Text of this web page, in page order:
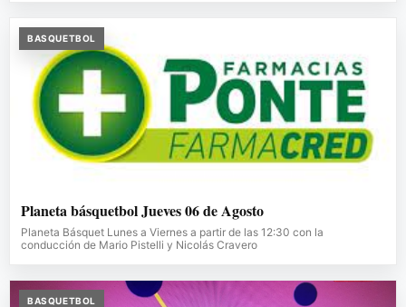
BASQUETBOL
Planeta básquetbol Jueves 06 de Agosto
Planeta Básquet Lunes a Viernes a partir de las 12:30 con la
conducción de Mario Pistelli y Nicolás Cravero
BASQUETBOL